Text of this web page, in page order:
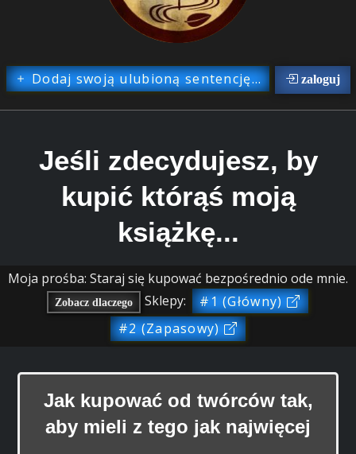
Dodaj swoją ulubioną sentencję... zaloguj
Jeśli zdecydujesz, by
kupić którąś moją
książkę...
Moja prośba: Staraj się kupować bezpośrednio ode mnie.
Zobacz dlaczego Sklepy:
#1 (Główny)
#2 (Zapasowy)
Jak kupować od twórców tak,
aby mieli z tego jak najwięcej